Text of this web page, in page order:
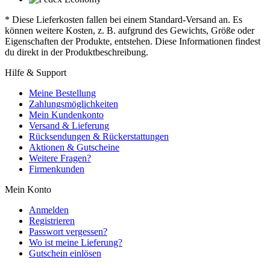
* Diese Lieferkosten fallen bei einem Standard-Versand an. Es
können weitere Kosten, z. B. aufgrund des Gewichts, Größe oder
Eigenschaften der Produkte, entstehen. Diese Informationen findest
du direkt in der Produktbeschreibung.
Hilfe & Support
Meine Bestellung
Zahlungsmöglichkeiten
Mein Kundenkonto
Versand & Lieferung
Rücksendungen & Rückerstattungen
Aktionen & Gutscheine
Weitere Fragen?
Firmenkunden
Mein Konto
Anmelden
Registrieren
Passwort vergessen?
Wo ist meine Lieferung?
Gutschein einlösen